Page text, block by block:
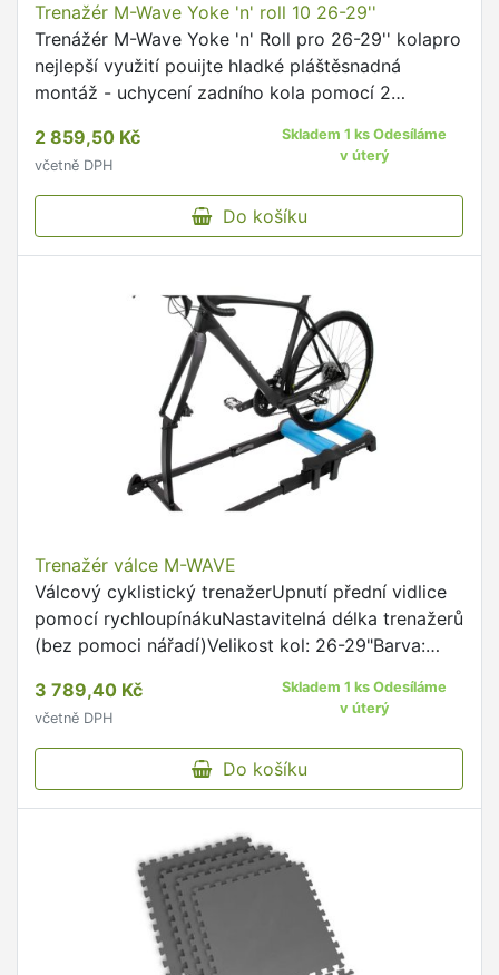
Trenažér M-Wave Yoke 'n' roll 10 26-29''
Trenážér M-Wave Yoke 'n' Roll pro 26-29'' kolapro
nejlepší využití pouijte hladké pláštěsnadná
montáž - uchycení zadního kola pomocí 2
řídítek - 5 stupňů …
2 859,50 Kč
včetně DPH
Skladem 1 ks Odesíláme
v úterý
Do košíku
Trenažér válce M-WAVE
Válcový cyklistický trenažerUpnutí přední vidlice
pomocí rychloupínákuNastavitelná délka trenažerů
(bez pomoci nářadí)Velikost kol: 26-29"Barva:
3 789,40 Kč
včetně DPH
Skladem 1 ks Odesíláme
v úterý
Do košíku